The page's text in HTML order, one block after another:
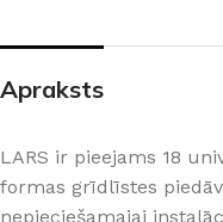
Apraksts
LARS ir pieejams 18
formas grīdlīstes
nepieciešamajai